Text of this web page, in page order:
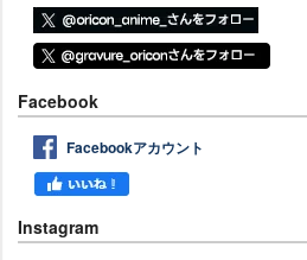
Facebook
Facebookアカウント
Instagram